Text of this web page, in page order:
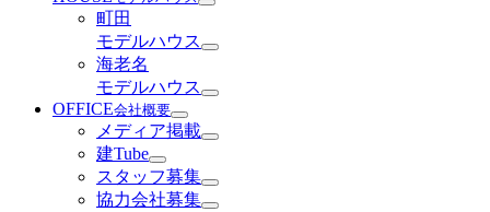
町田
モデルハウス
海老名
モデルハウス
OFFICE会社概要
メディア掲載
建Tube
スタッフ募集
協力会社募集